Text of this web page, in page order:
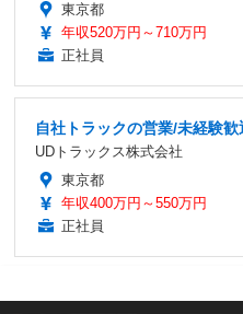
東京都
年収520万円～710万円
正社員
自社トラックの営業/未経験
UDトラックス株式会社
東京都
年収400万円～550万円
正社員